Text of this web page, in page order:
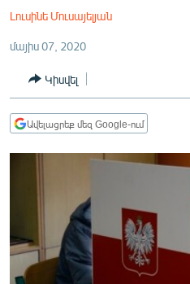
ՊԱՏԵՐԱԶՄԻ 6 ՇԱԲԱԹՆԵՐԸ
ՏԱՐԱԾԱՇՐՋԱՆ
ՄՇԱԿՈՒՅԹ
ՍՊՈՐՏ
ՄԵԿՆԱԲԱՆՈՒԹՅՈՒՆ
Լուսինե Մուսայելյան
մայիս 07, 2020
Կիսվել
Ավելացրեք մեզ Google-ում